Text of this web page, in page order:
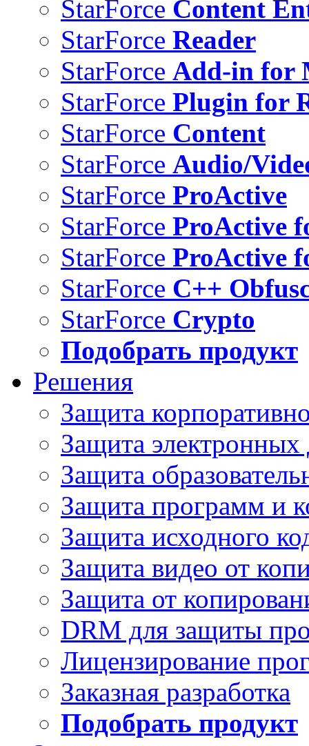
StarForce Content
StarForce Reader
StarForce Add-in for
StarForce Plugin for
StarForce Content
StarForce Audio/
StarForce ProActive
StarForce ProActive
StarForce ProActive
StarForce C++
StarForce Crypto
Подобрать продукт
Решения
Защита
Защита электронных
Защита
Защита программ и
Защита исходного
Защита видео от
Защита от
DRM для защиты
Лицензирование
Заказная разработка
Подобрать продукт